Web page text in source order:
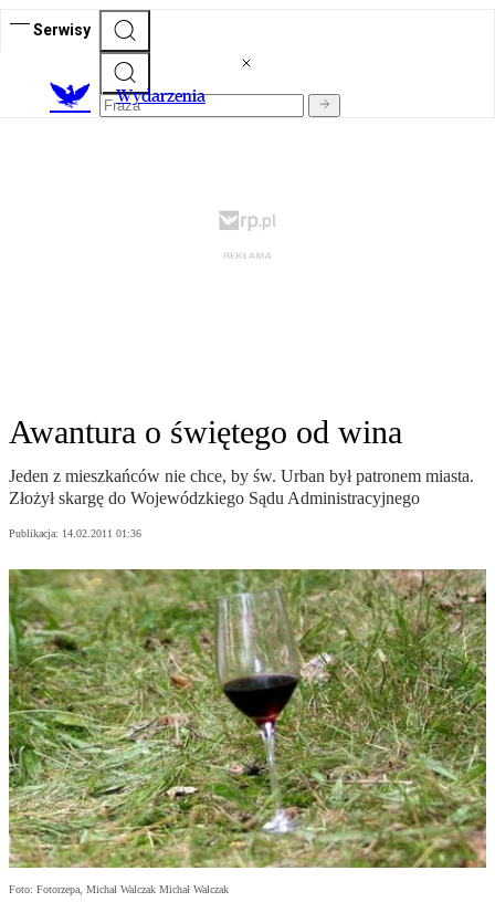
Serwisy
Wydarzenia
Awantura o świętego od wina
Jeden z mieszkańców nie chce, by św. Urban był patronem miasta.
Złożył skargę do Wojewódzkiego Sądu Administracyjnego
Publikacja: 14.02.2011 01:36
Foto: Fotorzepa, Michał Walczak Michał Walczak